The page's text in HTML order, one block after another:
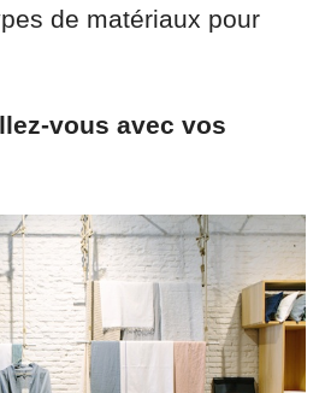
de matériaux pour
vous avec vos